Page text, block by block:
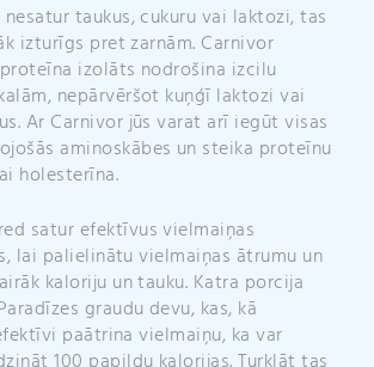
nesatur taukus, cukuru vai laktozi, tas
izturīgs pret zarnām. Carnivor
izolāts nodrošina izcilu
nepārvēršot kuņģī laktozi vai
Ar Carnivor jūs varat arī iegūt visas
aminoskābes un steika proteīnu
holesterīna.
satur efektīvus vielmaiņas
lai palielinātu vielmaiņas ātrumu un
kaloriju un tauku. Katra porcija
graudu devu, kas, kā
paātrina vielmaiņu, ka var